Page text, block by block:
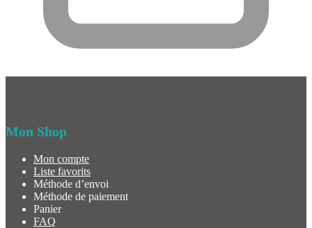
Mon Shop
Mon compte
Liste favorits
Méthode d’envoi
Méthode de paiement
Panier
FAQ